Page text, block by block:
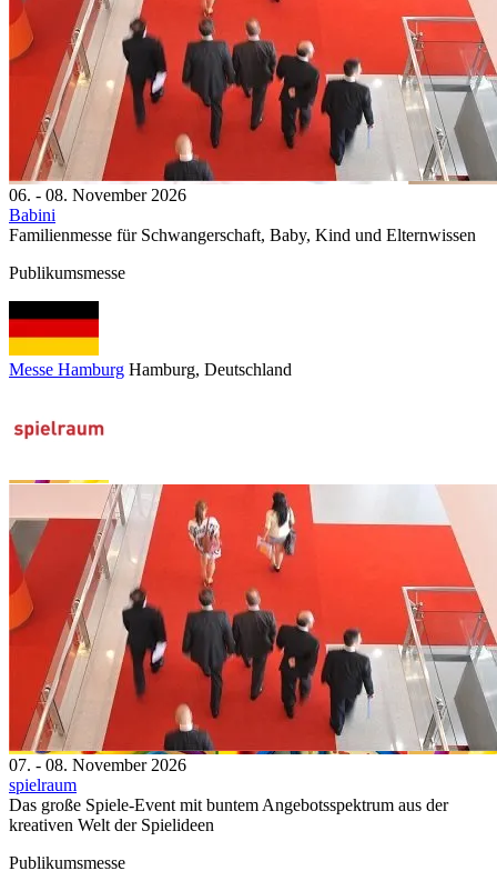
06. - 08. November 2026
Babini
Familienmesse für Schwangerschaft, Baby, Kind und Elternwissen
Publikumsmesse
Messe Hamburg Hamburg, Deutschland
07. - 08. November 2026
spielraum
Das große Spiele-Event mit buntem Angebotsspektrum aus der
kreativen Welt der Spielideen
Publikumsmesse